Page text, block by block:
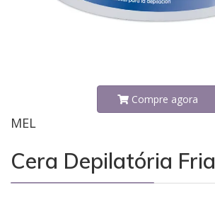
Compre agora
MEL
Cera Depilatória Fria